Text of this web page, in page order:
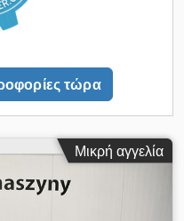
αέρα χάρη στον
συμπυκνωμάτων
Φιλικό και απλό
Γενικές πληροφορίες:
m³/h: 54 m³/h Μέγιστη
περ. 325 mm
(προϊόντος): περ.
mm Βάρος (καθαρό):
Τοποθεσία
τώρα
Μικρή αγγελία